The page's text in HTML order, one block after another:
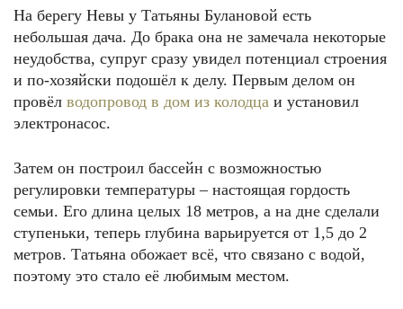
На берегу Невы у Татьяны Булановой есть
небольшая дача. До брака она не замечала некоторые
неудобства, супруг сразу увидел потенциал строения
и по-хозяйски подошёл к делу. Первым делом он
провёл водопровод в дом из колодца и установил
электронасос.
Затем он построил бассейн с возможностью
регулировки температуры – настоящая гордость
семьи. Его длина целых 18 метров, а на дне сделали
ступеньки, теперь глубина варьируется от 1,5 до 2
метров. Татьяна обожает всё, что связано с водой,
поэтому это стало её любимым местом.